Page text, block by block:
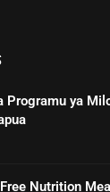
Programu ya
Nutrition